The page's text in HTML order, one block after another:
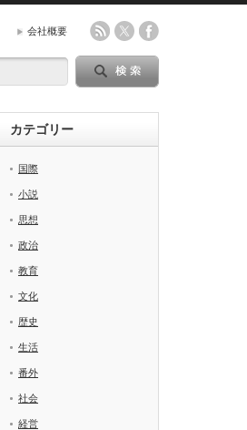
会社概要
カテゴリー
国際
小説
思想
政治
教育
文化
歴史
生活
番外
社会
経営